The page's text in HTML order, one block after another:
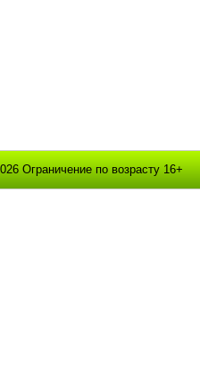
Ограничение по возрасту 16+